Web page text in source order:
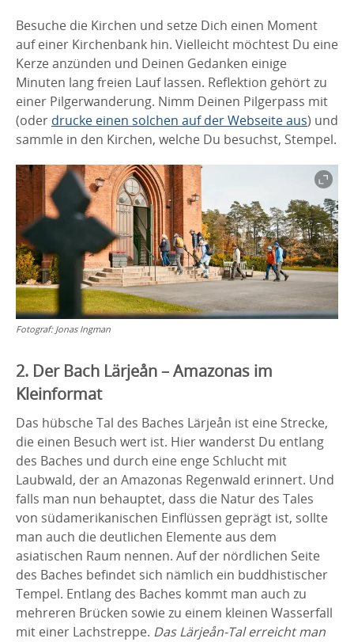
Besuche die Kirchen und setze Dich einen Moment
auf einer Kirchenbank hin. Vielleicht möchtest Du eine
Kerze anzünden und Deinen Gedanken einige
Minuten lang freien Lauf lassen. Reflektion gehört zu
einer Pilgerwanderung. Nimm Deinen Pilgerpass mit
(oder drucke einen solchen auf der Webseite aus) und
sammle in den Kirchen, welche Du besuchst, Stempel.
Fotograf: Jonas Ingman
2. Der Bach Lärjeån – Amazonas im
Kleinformat
Das hübsche Tal des Baches Lärjeån ist eine Strecke,
die einen Besuch wert ist. Hier wanderst Du entlang
des Baches und durch eine enge Schlucht mit
Laubwald, der an Amazonas Regenwald erinnert. Und
falls man nun behauptet, dass die Natur des Tales
von südamerikanischen Einflüssen geprägt ist, sollte
man auch die deutlichen Elemente aus dem
asiatischen Raum nennen. Auf der nördlichen Seite
des Baches befindet sich nämlich ein buddhistischer
Tempel. Entlang des Baches kommt man auch zu
mehreren Brücken sowie zu einem kleinen Wasserfall
mit einer Lachstreppe. Das Lärjeån-Tal erreicht man